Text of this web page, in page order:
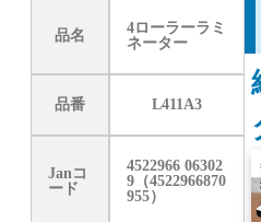
品名
4ローラーラミ
ネーター
品番 L411A3
Janコ
ード
4522966 06302
9（4522966870
955）